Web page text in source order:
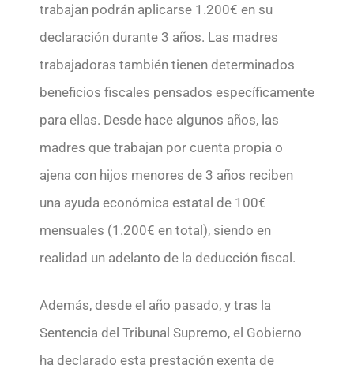
trabajan podrán aplicarse 1.200€ en su
declaración durante 3 años. Las madres
trabajadoras también tienen determinados
beneficios fiscales pensados específicamente
para ellas. Desde hace algunos años, las
madres que trabajan por cuenta propia o
ajena con hijos menores de 3 años reciben
una ayuda económica estatal de 100€
mensuales (1.200€ en total), siendo en
realidad un adelanto de la deducción fiscal.
Además, desde el año pasado, y tras la
Sentencia del Tribunal Supremo, el Gobierno
ha declarado esta prestación exenta de